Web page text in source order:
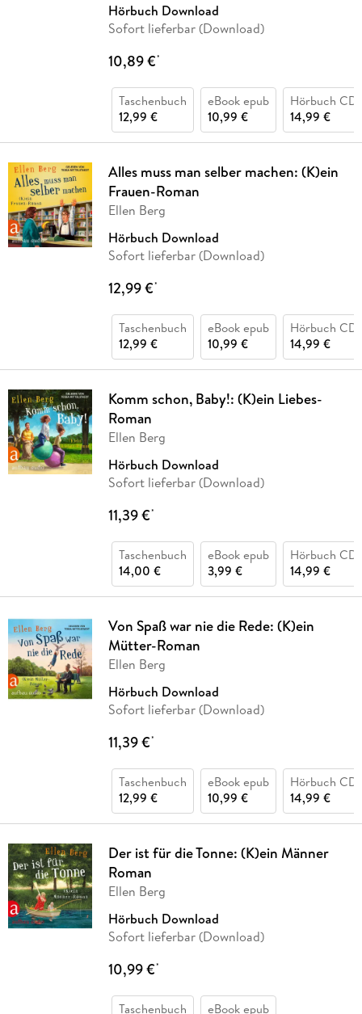
Hörbuch Download
Sofort lieferbar (Download)
10,89 €*
Taschenbuch
12,99 €
eBook epub
10,99 €
Hörbuch CD
14,99 €
Alles muss man selber machen: (K)ein
Frauen-Roman
Ellen Berg
Hörbuch Download
Sofort lieferbar (Download)
12,99 €*
Taschenbuch
12,99 €
eBook epub
10,99 €
Hörbuch CD
14,99 €
Komm schon, Baby!: (K)ein Liebes-
Roman
Ellen Berg
Hörbuch Download
Sofort lieferbar (Download)
11,39 €*
Taschenbuch
14,00 €
eBook epub
3,99 €
Hörbuch CD
14,99 €
Von Spaß war nie die Rede: (K)ein
Mütter-Roman
Ellen Berg
Hörbuch Download
Sofort lieferbar (Download)
11,39 €*
Taschenbuch
12,99 €
eBook epub
10,99 €
Hörbuch CD
14,99 €
Der ist für die Tonne: (K)ein Männer
Roman
Ellen Berg
Hörbuch Download
Sofort lieferbar (Download)
10,99 €*
Taschenbuch eBook epub